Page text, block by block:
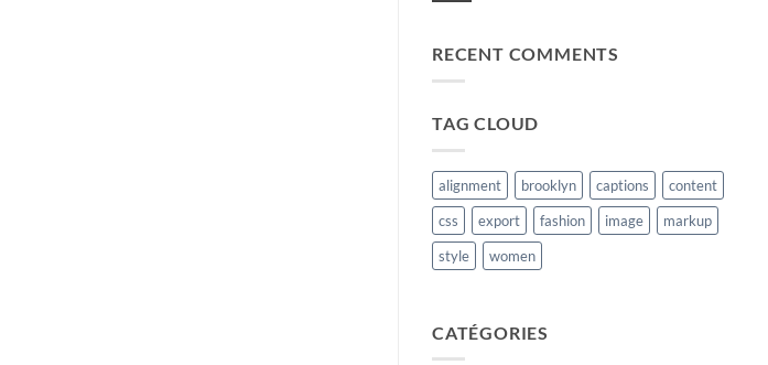
another
RECENT COMMENTS
TAG CLOUD
alignment brooklyn captions
content
css
export fashion image
markup
style
women
CATÉGORIES